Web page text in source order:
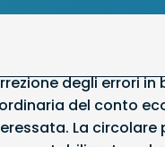
degli errori in
del conto
La circolare